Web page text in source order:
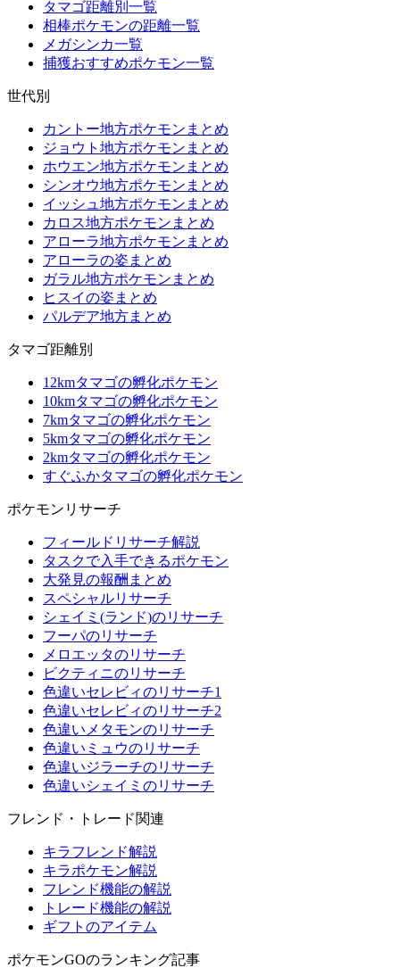
タマゴ距離別一覧
相棒ポケモンの距離一覧
メガシンカ一覧
捕獲おすすめポケモン一覧
世代別
カントー地方ポケモンまとめ
ジョウト地方ポケモンまとめ
ホウエン地方ポケモンまとめ
シンオウ地方ポケモンまとめ
イッシュ地方ポケモンまとめ
カロス地方ポケモンまとめ
アローラ地方ポケモンまとめ
アローラの姿まとめ
ガラル地方ポケモンまとめ
ヒスイの姿まとめ
パルデア地方まとめ
タマゴ距離別
12kmタマゴの孵化ポケモン
10kmタマゴの孵化ポケモン
7kmタマゴの孵化ポケモン
5kmタマゴの孵化ポケモン
2kmタマゴの孵化ポケモン
すぐふかタマゴの孵化ポケモン
ポケモンリサーチ
フィールドリサーチ解説
タスクで入手できるポケモン
大発見の報酬まとめ
スペシャルリサーチ
シェイミ(ランド)のリサーチ
フーパのリサーチ
メロエッタのリサーチ
ビクティニのリサーチ
色違いセレビィのリサーチ1
色違いセレビィのリサーチ2
色違いメタモンのリサーチ
色違いミュウのリサーチ
色違いジラーチのリサーチ
色違いシェイミのリサーチ
フレンド・トレード関連
キラフレンド解説
キラポケモン解説
フレンド機能の解説
トレード機能の解説
ギフトのアイテム
ポケモンGOのランキング記事